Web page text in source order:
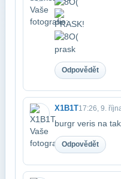
PRASK!
prask
Odpovědět
X1B1T17:26, 9.
burgr veris na
Odpovědět